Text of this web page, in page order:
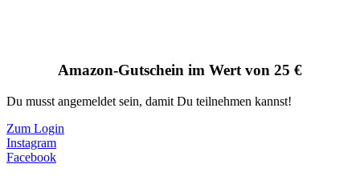
Amazon-Gutschein im Wert von 25 €
Du musst angemeldet sein, damit Du teilnehmen kannst!
Zum Login
Instagram
Facebook